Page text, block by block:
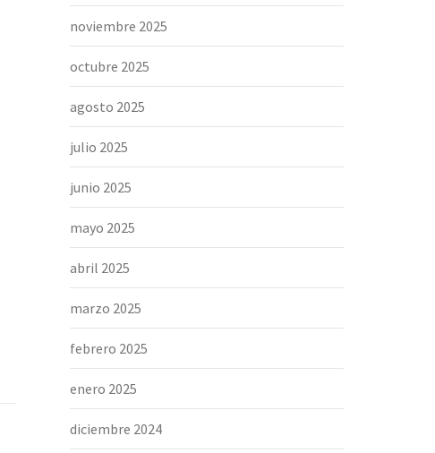
noviembre 2025
octubre 2025
agosto 2025
julio 2025
junio 2025
mayo 2025
abril 2025
marzo 2025
febrero 2025
enero 2025
diciembre 2024